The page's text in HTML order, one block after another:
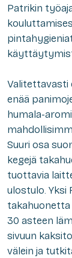
Patrikin
Valitettavasti
enää
humala-
Suuri osa
kegejä
tuottavia
ulostulo. Yksi
takahuonetta
30 asteen
sivuun
välein ja